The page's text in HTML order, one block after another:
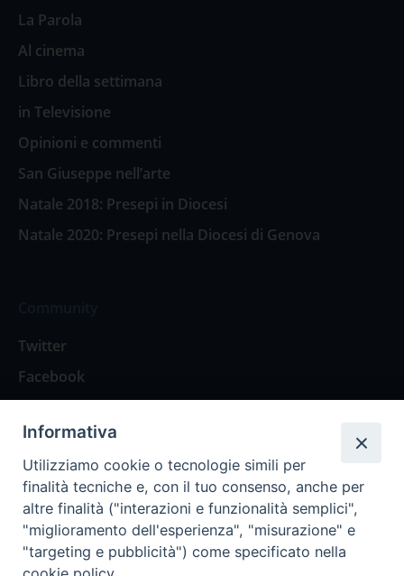
La Parola
Al cinema
Libro della settimana
in Televisione
Opinioni e commenti
San Giuseppe nell’arte
Natale 2018: Presepi in Diocesi
Natale 2020: Presepi nella Diocesi di Genova
Twitter
Facebook
Spazio Lettori
Eventi
Eventi diocesani
Informativa
Utilizziamo cookie o tecnologie simili per
finalità tecniche e, con il tuo consenso, anche per
altre finalità ("interazioni e funzionalità semplici",
"miglioramento dell'esperienza", "misurazione" e
"targeting e pubblicità") come specificato nella